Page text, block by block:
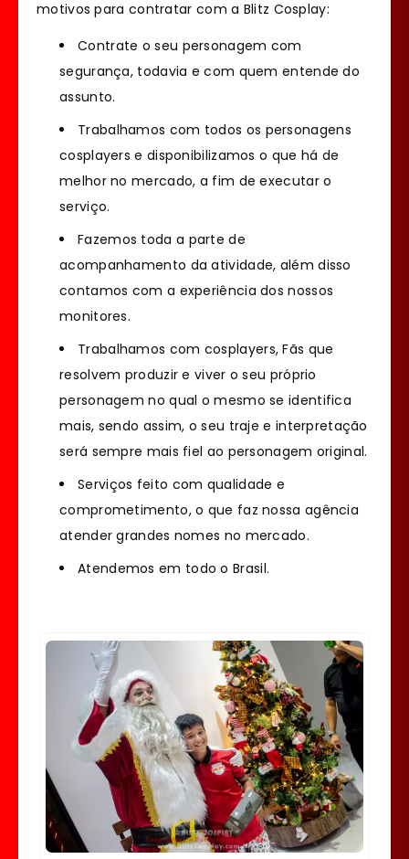
motivos para contratar com a Blitz Cosplay:
Contrate o seu personagem com
segurança, todavia e com quem entende do
assunto.
Trabalhamos com todos os personagens
cosplayers e disponibilizamos o que há de
melhor no mercado, a fim de executar o
serviço.
Fazemos toda a parte de
acompanhamento da atividade, além disso
contamos com a experiência dos nossos
monitores.
Trabalhamos com cosplayers, Fãs que
resolvem produzir e viver o seu próprio
personagem no qual o mesmo se identifica
mais, sendo assim, o seu traje e interpretação
será sempre mais fiel ao personagem original.
Serviços feito com qualidade e
comprometimento, o que faz nossa agência
atender grandes nomes no mercado.
Atendemos em todo o Brasil.